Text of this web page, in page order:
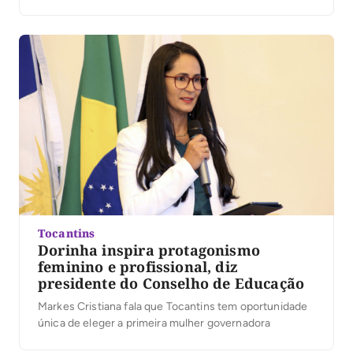
destacou a presença das caravanas, lideranças e
apoiadores que participaram […]
Tocantins
Dorinha inspira protagonismo
feminino e profissional, diz
presidente do Conselho de Educação
Markes Cristiana fala que Tocantins tem oportunidade
única de eleger a primeira mulher governadora